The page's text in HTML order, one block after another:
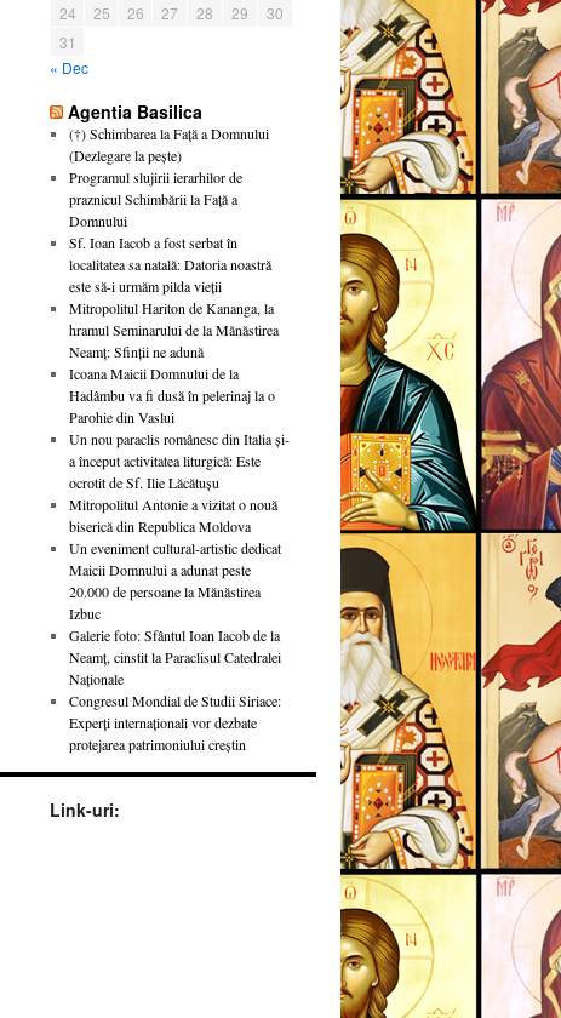
« Dec
24
25 26 27 28 29
30
31
Agentia Basilica
(†) Schimbarea la Față a Domnului
(Dezlegare la pește)
Programul slujirii ierarhilor de
praznicul Schimbării la Față a
Domnului
Sf. Ioan Iacob a fost serbat în
localitatea sa natală: Datoria noastră
este să-i urmăm pilda vieții
Mitropolitul Hariton de Kananga, la
hramul Seminarului de la Mănăstirea
Neamț: Sfinții ne adună
Icoana Maicii Domnului de la
Hadâmbu va fi dusă în pelerinaj la o
Parohie din Vaslui
Un nou paraclis românesc din Italia și-
a început activitatea liturgică: Este
ocrotit de Sf. Ilie Lăcătușu
Mitropolitul Antonie a vizitat o nouă
biserică din Republica Moldova
Un eveniment cultural-artistic dedicat
Maicii Domnului a adunat peste
20.000 de persoane la Mănăstirea
Izbuc
Galerie foto: Sfântul Ioan Iacob de la
Neamț, cinstit la Paraclisul Catedralei
Naționale
Congresul Mondial de Studii Siriace:
Experți internaționali vor dezbate
protejarea patrimoniului creștin
Link-uri: